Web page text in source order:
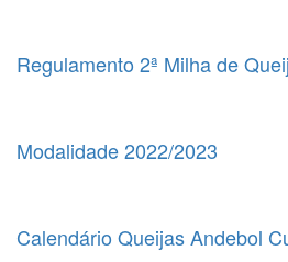
Regulamento 2ª Milha de
Modalidade 2022/2023
Calendário Queijas Andebol